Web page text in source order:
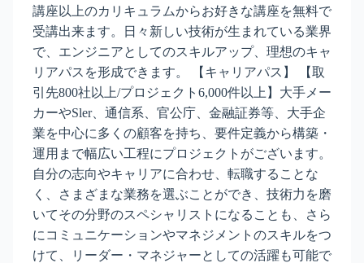
講座以上のカリキュラムからお好きな講座を無料で
受講出来ます。日々新しい技術が生まれている業界
で、エンジニアとしてのスキルアップ、理想のキャ
リアパスを形成できます。 【キャリアパス】 【取
引先800社以上/プロジェクト6,000件以上】大手メー
カーやSler、通信系、官公庁、金融証券等、大手企
業を中心に多くの顧客を持ち、要件定義から構築・
運用まで幅広い工程にプロジェクトがございます。
自分の志向やキャリアに合わせ、転職することな
く、さまざまな業務を選ぶことができ、技術力を磨
いてその分野のスペシャリストになることも、さら
にコミュニケーションやマネジメントのスキルをつ
けて、リーダー・マネジャーとしての活躍も可能で